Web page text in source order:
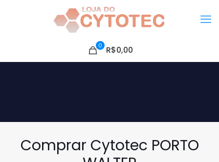
0 R$0,00
Comprar Cytotec PORTO